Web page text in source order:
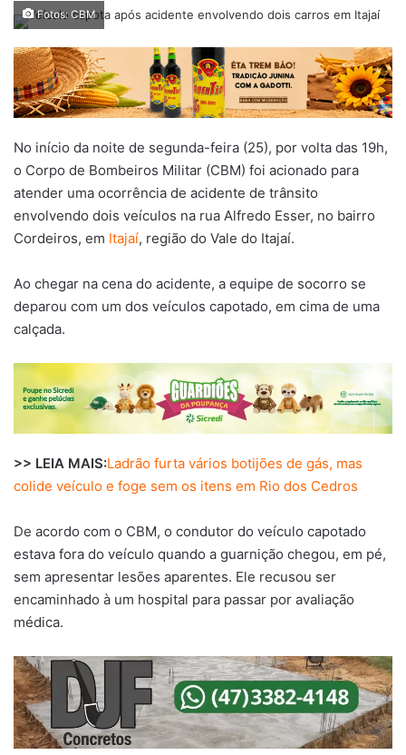
Fotos: CBM
No início da noite de segunda-feira (25), por volta das 19h,
o Corpo de Bombeiros Militar (CBM) foi acionado para
atender uma ocorrência de acidente de trânsito
envolvendo dois veículos na rua Alfredo Esser, no bairro
Cordeiros, em Itajaí, região do Vale do Itajaí.
Ao chegar na cena do acidente, a equipe de socorro se
deparou com um dos veículos capotado, em cima de uma
calçada.
>> LEIA MAIS:Ladrão furta vários botijões de gás, mas
colide veículo e foge sem os itens em Rio dos Cedros
De acordo com o CBM, o condutor do veículo capotado
estava fora do veículo quando a guarnição chegou, em pé,
sem apresentar lesões aparentes. Ele recusou ser
encaminhado à um hospital para passar por avaliação
médica.